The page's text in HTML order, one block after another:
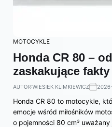
MOTOCYKLE
Honda CR 80 –
zaskakujące
AUTOR:WIESIEK KLIMKIEWICZ
Honda CR 80 to motocykle,
emocje wśród miłośników
o pojemności 80 cm³